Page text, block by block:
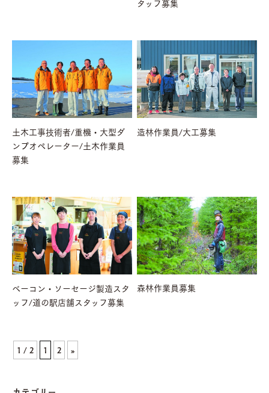
タッフ募集
土木工事技術者/重機・大型ダ
ンプオペレーター/土木作業員
募集
造林作業員/大工募集
ベーコン・ソーセージ製造スタ
ッフ/道の駅店舗スタッフ募集
森林作業員募集
1 / 2 1 2 »